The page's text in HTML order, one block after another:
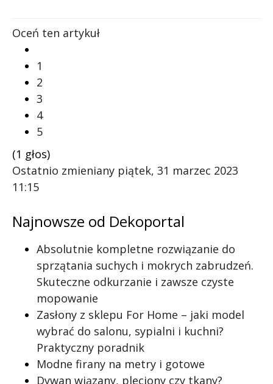
Oceń ten artykuł
1
2
3
4
5
(1 głos)
Ostatnio zmieniany piątek, 31 marzec 2023
11:15
Najnowsze od Dekoportal
Absolutnie kompletne rozwiązanie do
sprzątania suchych i mokrych zabrudzeń.
Skuteczne odkurzanie i zawsze czyste
mopowanie
Zasłony z sklepu For Home – jaki model
wybrać do salonu, sypialni i kuchni?
Praktyczny poradnik
Modne firany na metry i gotowe
Dywan wiązany, pleciony czy tkany?